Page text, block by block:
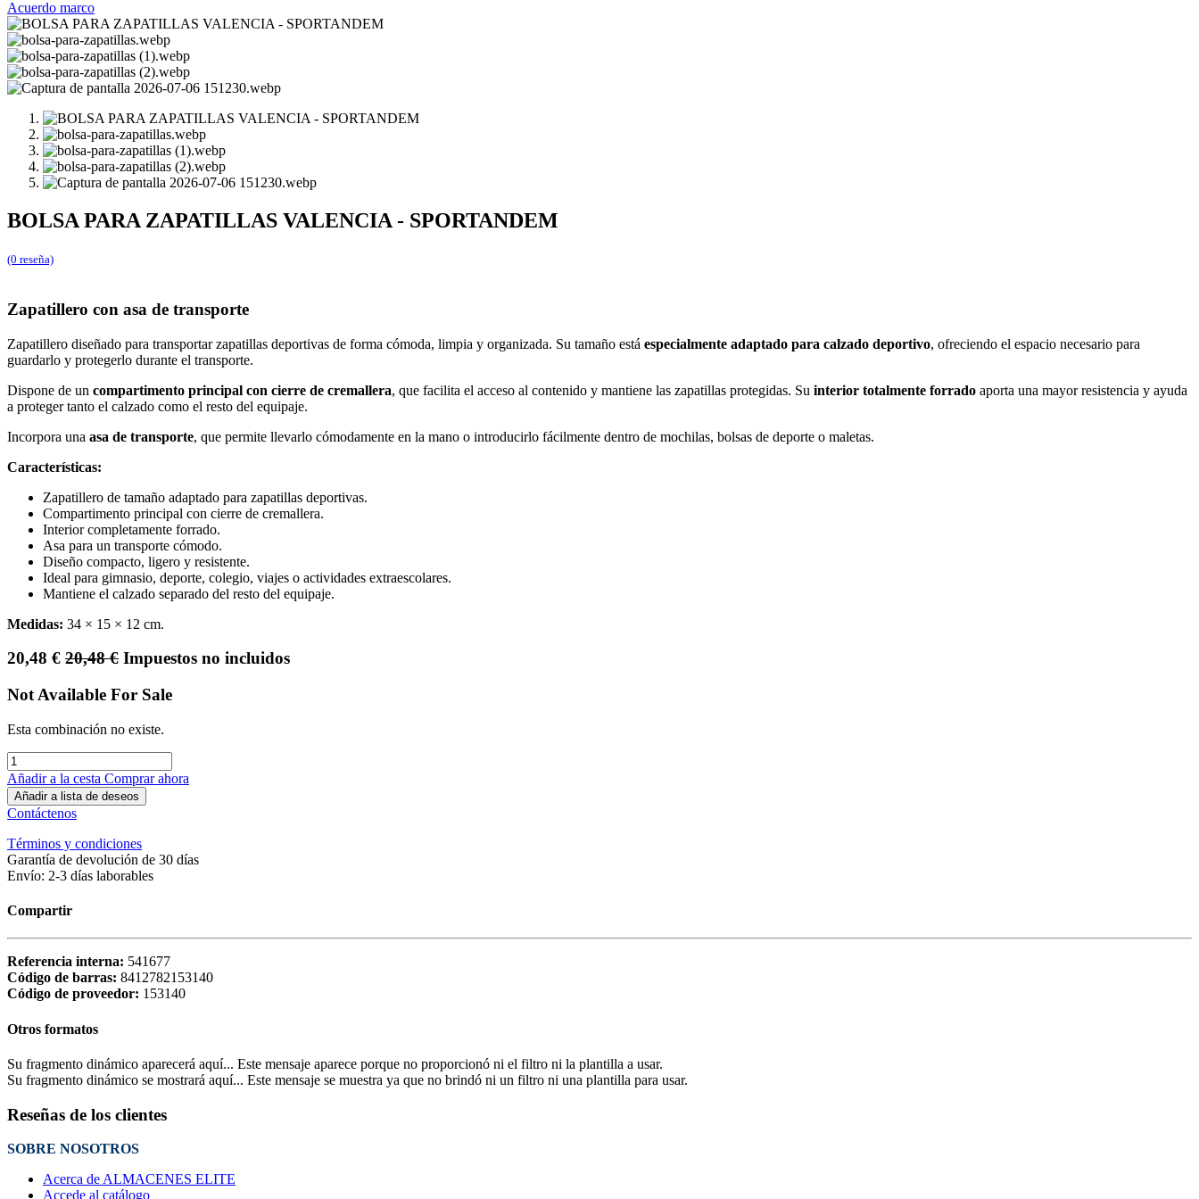
Acuerdo marco
BOLSA PARA ZAPATILLAS VALENCIA - SPORTANDEM
(0 reseña)
Zapatillero con asa de transporte
Zapatillero diseñado para transportar zapatillas deportivas de forma cómoda, limpia y organizada. Su tamaño está especialmente adaptado para calzado deportivo, ofreciendo el espacio necesario para
guardarlo y protegerlo durante el transporte.
Dispone de un compartimento principal con cierre de cremallera, que facilita el acceso al contenido y mantiene las zapatillas protegidas. Su interior totalmente forrado aporta una mayor resistencia y ayuda
a proteger tanto el calzado como el resto del equipaje.
Incorpora una asa de transporte, que permite llevarlo cómodamente en la mano o introducirlo fácilmente dentro de mochilas, bolsas de deporte o maletas.
Características:
Zapatillero de tamaño adaptado para zapatillas deportivas.
Compartimento principal con cierre de cremallera.
Interior completamente forrado.
Asa para un transporte cómodo.
Diseño compacto, ligero y resistente.
Ideal para gimnasio, deporte, colegio, viajes o actividades extraescolares.
Mantiene el calzado separado del resto del equipaje.
Medidas: 34 × 15 × 12 cm.
20,48 € 20,48€ Impuestos no incluidos
Not Available For Sale
Esta combinación no existe.
Añadir a la cesta Comprar ahora
Añadir a lista de deseos
Contáctenos
Términos y condiciones
Garantía de devolución de 30 días
Envío: 2-3 días laborables
Compartir
Referencia interna: 541677
Código de barras: 8412782153140
Código de proveedor: 153140
Otros formatos
Su fragmento dinámico aparecerá aquí... Este mensaje aparece porque no proporcionó ni el filtro ni la plantilla a usar.
Su fragmento dinámico se mostrará aquí... Este mensaje se muestra ya que no brindó ni un filtro ni una plantilla para usar.
Reseñas de los clientes
SOBRE NOSOTROS
Acerca de ALMACENES ELITE
Accede al catálogo